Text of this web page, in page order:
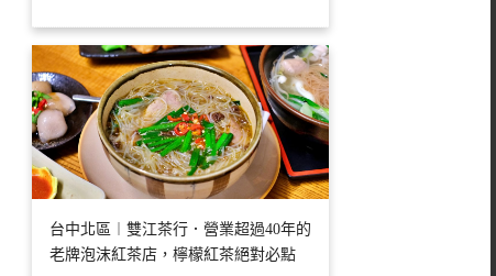
台中北區︱雙江茶行．營業超過40年的
老牌泡沫紅茶店，檸檬紅茶絕對必點